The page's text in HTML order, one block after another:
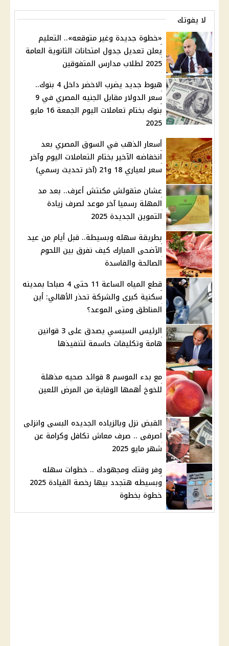
لا يفوتك
«خطوة جديدة وغير متوقعه».. التعليم
يعلن تعديل جدول امتحانات الثانوية العامة
2025 لطلاب مدارس المتفوقين
هبوط جديد يضرب الاخضر داخل 4 بنوك..
سعر الدولار مقابل الجنيه المصري في 9
بنوك بختام تعاملات اليوم الجمعة 16 مايو
2025
أسعار الذهب في السوق المصري بعد
انخفاضه الآخير بختام التعاملات اليوم وآخر
سعر لعياري 18 و21 (آخر تحديث رسمي)
عشان متقولش مكنتش أعرف.. بعد مد
المهلة رسميا آخر موعد لصرف زيادة
التموين الجديدة 2025
بطريقة سهله وبسيطة.. قبل أيام من عيد
الآضحى المبارك كيف نفرق بين اللحوم
الصالحة والفاسدة
قطع المياه الساعة 11 حتى 4 صباحا بمدينه
سكنية كبرى والشركة تحذر الأهالي: أين
المناطق ومتى الموعد؟
الرئيس السيسي يصدق على 3 قوانين
هامة وتكليفات حاسمة لتنفيذها
مع بدء الموسم 8 فوائد صحيه مذهلة
للخوخ أهمها الوقاية من المرض اللعين
القبض نزل وبالزياده الجديده البسى وانزلى
اصرفى .. صرف معاش تكافل وكرامة عن
شهر مايو 2025
وفر وقتك ومجهودك .. خطوات سهله
وبسيطه هتجدد بيها رخصة القيادة 2025
خطوة بخطوة